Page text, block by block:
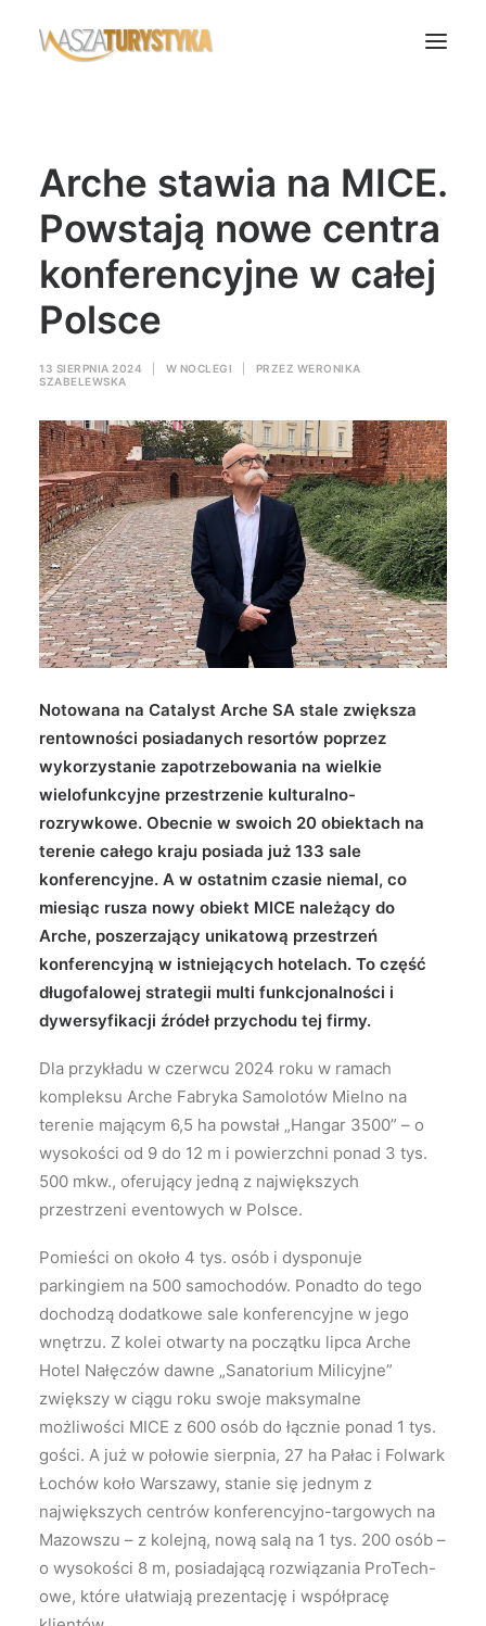
Biura podróży
Transport
Noclegi
Polska
Świat
Rok Kobiet
Wasze Podróże
Wyszukiwanie
Arche stawia na MICE.
Powstają nowe centra
konferencyjne w całej
Polsce
13 SIERPNIA 2024 W NOCLEGI PRZEZ WERONIKA
SZABELEWSKA
Notowana na Catalyst Arche SA stale zwiększa
rentowności posiadanych resortów poprzez
wykorzystanie zapotrzebowania na wielkie
wielofunkcyjne przestrzenie kulturalno-
rozrywkowe. Obecnie w swoich 20 obiektach na
terenie całego kraju posiada już 133 sale
konferencyjne. A w ostatnim czasie niemal, co
miesiąc rusza nowy obiekt MICE należący do
Arche, poszerzający unikatową przestrzeń
konferencyjną w istniejących hotelach. To część
długofalowej strategii multi funkcjonalności i
dywersyfikacji źródeł przychodu tej firmy.
Dla przykładu w czerwcu 2024 roku w ramach
kompleksu Arche Fabryka Samolotów Mielno na
terenie mającym 6,5 ha powstał „Hangar 3500” – o
wysokości od 9 do 12 m i powierzchni ponad 3 tys.
500 mkw., oferujący jedną z największych
przestrzeni eventowych w Polsce.
Pomieści on około 4 tys. osób i dysponuje
parkingiem na 500 samochodów. Ponadto do tego
dochodzą dodatkowe sale konferencyjne w jego
wnętrzu. Z kolei otwarty na początku lipca Arche
Hotel Nałęczów dawne „Sanatorium Milicyjne”
zwiększy w ciągu roku swoje maksymalne
możliwości MICE z 600 osób do łącznie ponad 1 tys.
gości. A już w połowie sierpnia, 27 ha Pałac i Folwark
Łochów koło Warszawy, stanie się jednym z
największych centrów konferencyjno-targowych na
Mazowszu – z kolejną, nową salą na 1 tys. 200 osób –
o wysokości 8 m, posiadającą rozwiązania ProTech-
owe, które ułatwiają prezentację i współpracę